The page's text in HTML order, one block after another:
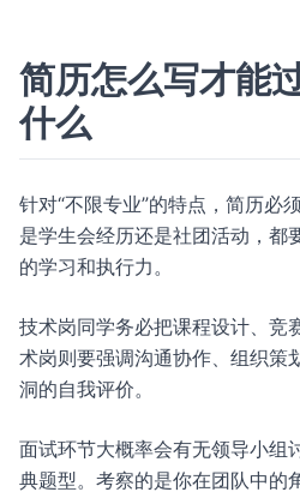
简历怎么写才能
什么
针对“不限专业”的特点，简历必
是学生会经历还是社团活动，都
的学习和执行力。
技术岗同学务必把课程设计、竞
术岗则要强调沟通协作、组织策
洞的自我评价。
面试环节大概率会有无领导小组
典题型。考察的是你在团队中的